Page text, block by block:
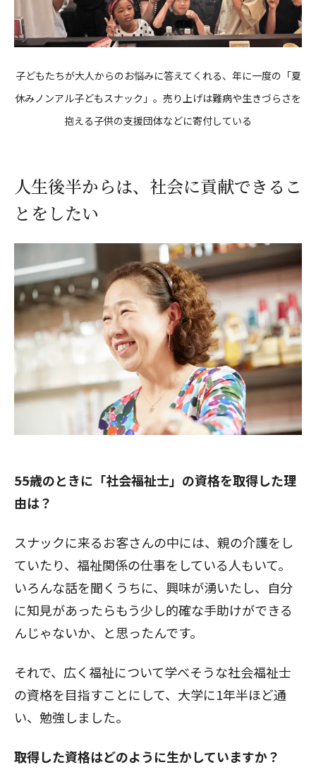
子どもたちが大人からのお悩みに答えてくれる、年に一度の「夏
休みノンアル子どもスナック」。売り上げは難病や生きづらさを
抱える子供の支援団体などに寄付している
人生後半からは、社会に貢献できるこ
とをしたい
――55歳のときに「社会福祉士」の資格を取得した理
由は？
スナックに来るお客さんの中には、親の介護をし
ていたり、福祉関係の仕事をしている人もいて。
いろんな話を聞くうちに、興味が湧いたし、自分
に知見があったらもう少し的確な手助けができる
んじゃないか、と思ったんです。
それで、広く福祉について学べそうな社会福祉士
の資格を目指すことにして、大学に1年半ほど通
い、勉強しました。
――取得した資格はどのように生かしていますか？